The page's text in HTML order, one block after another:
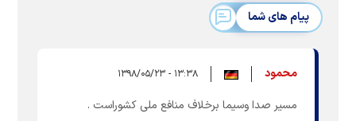
پیام های شما
محمود ۱۳:۳۸ - ۱۳۹۸/۰۵/۲۳
مسیر صدا وسیما برخلاف منافع ملی کشوراست .